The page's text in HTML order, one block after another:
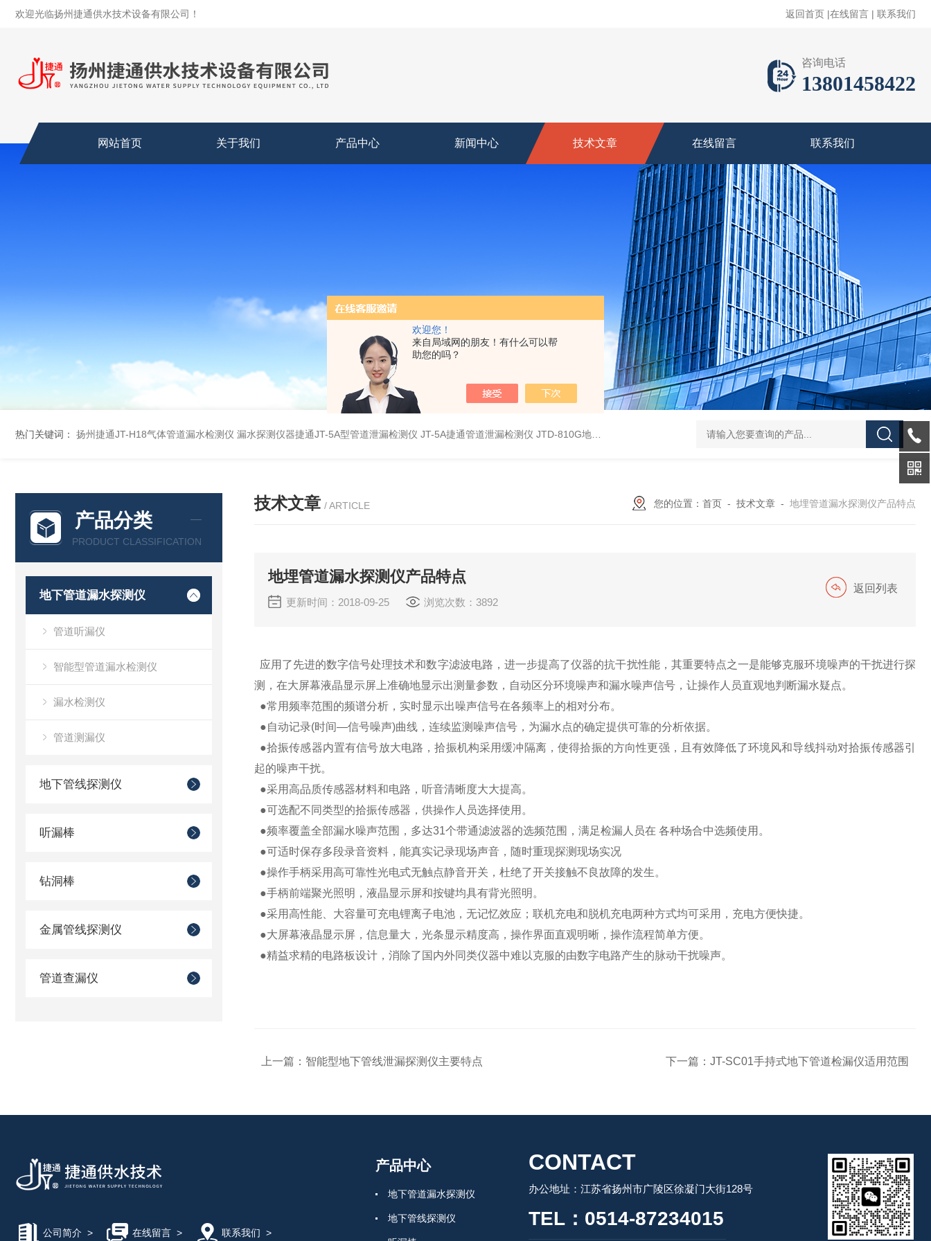
欢迎您！
来自局域网的朋友！有什么可以帮
助您的吗？
欢迎光临扬州捷通供水技术设备有限公司！ 返回首页 |在线留言 | 联系我们
咨询电话
13801458422
网站首页 关于我们 产品中心 新闻中心 技术文章 在线留言 联系我们
热门关键词： 扬州捷通JT-H18气体管道漏水检测仪 漏水探测仪器捷通JT-5A型管道泄漏检测仪 JT-5A捷通管道泄漏检测仪 JTD-810G地下管线探测仪 JTD-800G地下管线探测仪 JT－3000升级款智能数字式漏水检测
产品分类
PRODUCT CLASSIFICATION
地下管道漏水探测仪
管道听漏仪
智能型管道漏水检测仪
漏水检测仪
管道测漏仪
地下管线探测仪
听漏棒
钻洞棒
金属管线探测仪
管道查漏仪
技术文章 / ARTICLE 您的位置： 首页 - 技术文章 - 地埋管道漏水探测仪产品特点
地埋管道漏水探测仪产品特点
更新时间：2018-09-25 浏览次数：3892
返回列表
应用了先进的数字信号处理技术和数字滤波电路，进一步提高了仪器的抗干扰性能，其重要特点之一是能够克服环境噪声的干扰进行探
测，在大屏幕液晶显示屏上准确地显示出测量参数，自动区分环境噪声和漏水噪声信号，让操作人员直观地判断漏水疑点。
●常用频率范围的频谱分析，实时显示出噪声信号在各频率上的相对分布。
●自动记录(时间—信号噪声)曲线，连续监测噪声信号，为漏水点的确定提供可靠的分析依据。
●拾振传感器内置有信号放大电路，拾振机构采用缓冲隔离，使得拾振的方向性更强，且有效降低了环境风和导线抖动对拾振传感器引
起的噪声干扰。
●采用高品质传感器材料和电路，听音清晰度大大提高。
●可选配不同类型的拾振传感器，供操作人员选择使用。
●频率覆盖全部漏水噪声范围，多达31个带通滤波器的选频范围，满足检漏人员在 各种场合中选频使用。
●可适时保存多段录音资料，能真实记录现场声音，随时重现探测现场实况
●操作手柄采用高可靠性光电式无触点静音开关，杜绝了开关接触不良故障的发生。
●手柄前端聚光照明，液晶显示屏和按键均具有背光照明。
●采用高性能、大容量可充电锂离子电池，无记忆效应；联机充电和脱机充电两种方式均可采用，充电方便快捷。
●大屏幕液晶显示屏，信息量大，光条显示精度高，操作界面直观明晰，操作流程简单方便。
●精益求精的电路板设计，消除了国内外同类仪器中难以克服的由数字电路产生的脉动干扰噪声。
上一篇： 智能型地下管线泄漏探测仪主要特点 下一篇： JT-SC01手持式地下管道检漏仪适用范围
公司简介 > 在线留言> 联系我们 >
产品中心
地下管道漏水探测仪
地下管线探测仪
CONTACT
办公地址：江苏省扬州市广陵区徐凝门大街128号
TEL：0514-87234015